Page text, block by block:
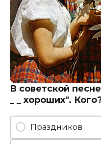
В советской песне
_ _ хороших".
Праздников